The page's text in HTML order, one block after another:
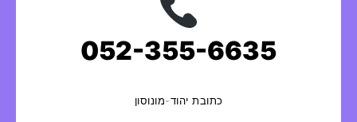
052-355-6635
כתובת יהוד-מונוסון